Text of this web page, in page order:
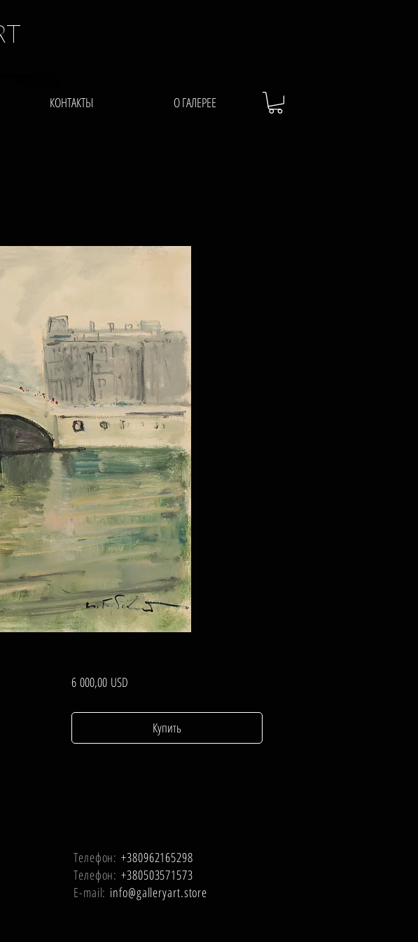
О ГАЛЕРЕЕ
КОНТАКТЫ
6 000,00 USDЦена
Купить
Телефон: +380962165298
Телефон: +380503571573
E-mail: info@galleryart.store